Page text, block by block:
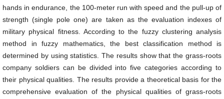
hands in endurance, the 100-meter run with speed and the pull-up of
strength (single pole one) are taken as the evaluation indexes of
military physical fitness. According to the fuzzy clustering analysis
method in fuzzy mathematics, the best classification method is
determined by using statistics. The results show that the grass-roots
company soldiers can be divided into five categories according to
their physical qualities. The results provide a theoretical basis for the
comprehensive evaluation of the physical qualities of grass-roots